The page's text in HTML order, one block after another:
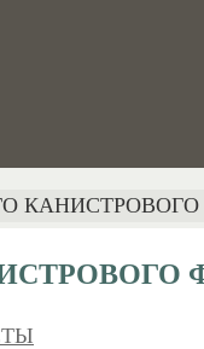
КАНИСТРОВОГО